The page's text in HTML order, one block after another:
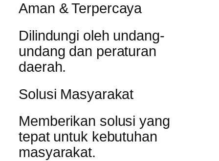
Aman & Terpercaya
Dilindungi oleh undang-
undang dan peraturan
daerah.
Solusi Masyarakat
Memberikan solusi yang
tepat untuk kebutuhan
masyarakat.